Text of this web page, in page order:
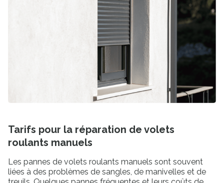
Tarifs pour la réparation de volets
roulants manuels
Les pannes de volets roulants manuels sont souvent
liées à des problèmes de sangles, de manivelles et de